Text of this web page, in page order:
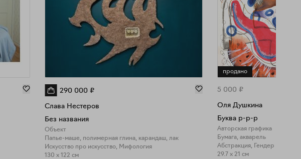
290 000 ₽
Слава Нестеров
Без названия
Объект
Папье-маше, полимерная глина, карандаш, лак
Искусство про искусство, Мифология
130 x 122 см
продано
5 000 ₽
Оля Душкина
Буква р-р-р
Авторская графика
Бумага, акварель
Абстракция, Гендер
29.7 x 21 см